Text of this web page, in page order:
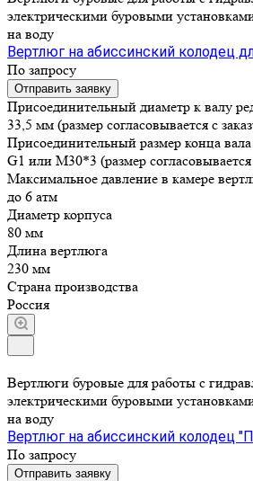
электрическими буровыми
на воду
Вертлюг на абиссинский колодец
По запросу
Отправить заявку
Присоединительный диаметр к валу
33,5 мм (размер согласовывается с
Присоединительный размер конца
G1 или М30*3 (размер согласовывается
Максимальное давление в камере
до 6 атм
Диаметр корпуса
80 мм
Длина вертлюга
230 мм
Страна производства
Россия
Вертлюги буровые для работы с
электрическими буровыми
на воду
Вертлюг на абиссинский колодец
По запросу
Отправить заявку